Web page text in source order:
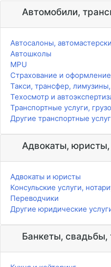
Автомобили,
Автосалоны,
Автошколы
MPU
Страхование и
Такси, трансфер,
Техосмотр и
Транспортные услуги,
Другие транспортные
Адвокаты, юристы,
Адвокаты и юристы
Консульские услуги,
Переводчики
Другие юридические
Банкеты, свадьбы,